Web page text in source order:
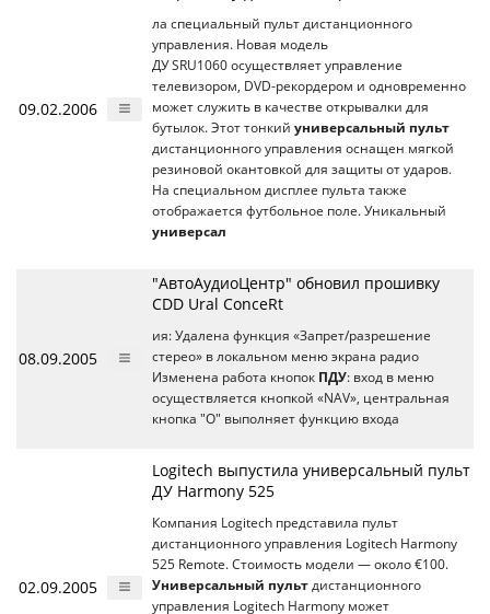
09.02.2006
ла специальный пульт дистанционного
управления. Новая модель
ДУ SRU1060 осуществляет управление
телевизором, DVD-рекордером и одновременно
может служить в качестве открывалки для
бутылок. Этот тонкий универсальный пульт
дистанционного управления оснащен мягкой
резиновой окантовкой для защиты от ударов.
На специальном дисплее пульта также
отображается футбольное поле. Уникальный
универсал
08.09.2005
"АвтоАудиоЦентр" обновил прошивку
CDD Ural ConceRt
ия: Удалена функция «Запрет/разрешение
стерео» в локальном меню экрана радио
Изменена работа кнопок ПДУ: вход в меню
осуществляется кнопкой «NAV», центральная
кнопка "O" выполняет функцию входа
02.09.2005
Logitech выпустила универсальный пульт
ДУ Harmony 525
Компания Logitech представила пульт
дистанционного управления Logitech Harmony
525 Remote. Стоимость модели — около €100.
Универсальный пульт дистанционного
управления Logitech Harmony может